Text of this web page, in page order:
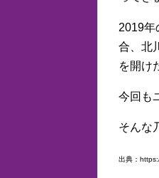
2019年
合、北
を開け
今回も
そんな
出典：